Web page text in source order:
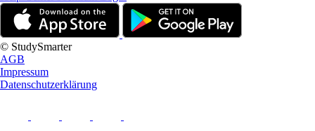
© StudySmarter
AGB
Impressum
Datenschutzerklärung